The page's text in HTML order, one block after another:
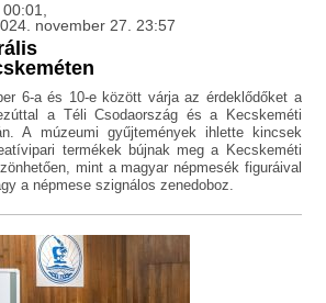
november 27. 23:57
6-a és 10-e között várja az érdeklődőket a
a Téli Csodaország és a Kecskeméti
A múzeumi gyűjtemények ihlette kincsek
termékek bújnak meg a Kecskeméti
mint a magyar népmesék figuráival
a népmese szignálos zenedoboz.